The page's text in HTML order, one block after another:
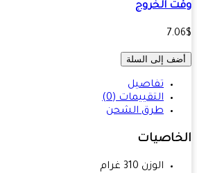
الخروج
إلى السلة
تفاصيل
التقييمات (0)
طرق الشحن
الوزن 310 غرام